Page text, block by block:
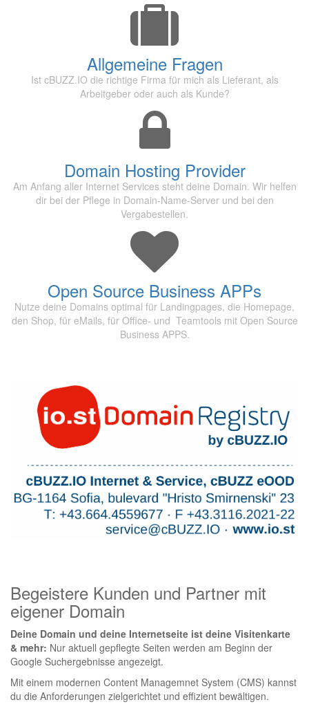
Allgemeine Fragen
Ist cBUZZ.IO die richtige Firma für mich als Lieferant, als
Arbeitgeber oder auch als Kunde?
Domain Hosting Provider
Am Anfang aller Internet Services steht deine Domain. Wir helfen
dir bei der Pflege in Domain-Name-Server und bei den
Vergabestellen.
Open Source Business APPs
Nutze deine Domains optimal für Landingpages, die Homepage,
den Shop, für eMails, für Office- und Teamtools mit Open Source
Business APPS.
Begeistere Kunden und Partner mit
eigener Domain
Deine Domain und deine Internetseite ist deine Visitenkarte
& mehr: Nur aktuell gepflegte Seiten werden am Beginn der
Google Suchergebnisse angezeigt.
Mit einem modernen Content Managemnet System (CMS) kannst
du die Anforderungen zielgerichtet und effizient bewältigen.